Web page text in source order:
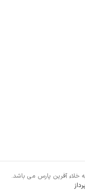
آفرین پارس می باشد.